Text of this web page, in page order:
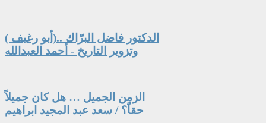
الدكتور فاضل البرّاك ..(أبو رغيف )
وتزوير التاريخ - أحمد العبدالله
الزمن الجميل … هل كان جميلاً
حقاً؟ / سعد عبد المجيد ابراهيم